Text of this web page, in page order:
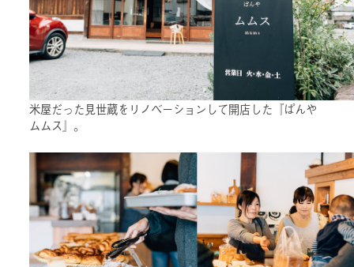
米屋だった見世蔵をリノベーションして開店した『ぱんや
ムムス』。